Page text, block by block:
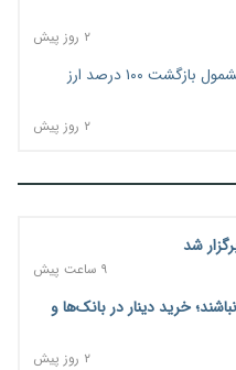
۲ روز پیش
فهرست کالاهای فولادی و فلزات مشمول بازگشت ۱۰۰ درصد ارز
۲ روز پیش
شد
۹ ساعت پیش
خرید دینار در بانک‌ها و
۲ روز پیش